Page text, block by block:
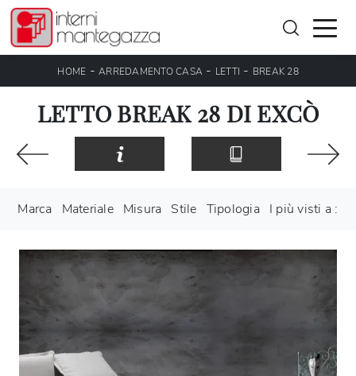
HOME - ARREDAMENTO CASA - LETTI - BREAK 28
LETTO BREAK 28 DI EXCÒ
Marca Materiale Misura Stile Tipologia I più visti a :